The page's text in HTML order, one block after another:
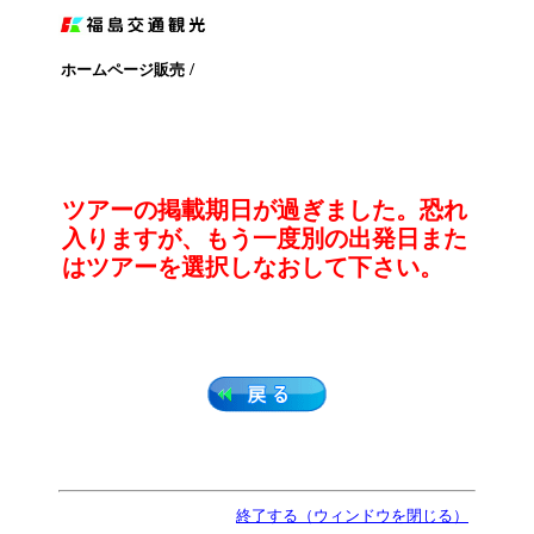
ホームページ販売 /
ツアーの掲載期日が過ぎました。恐れ
入りますが、もう一度別の出発日また
はツアーを選択しなおして下さい。
終了する（ウィンドウを閉じる）